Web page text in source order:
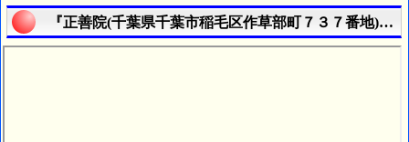
『正善院(千葉県千葉市稲毛区作草部町７３７番地)』